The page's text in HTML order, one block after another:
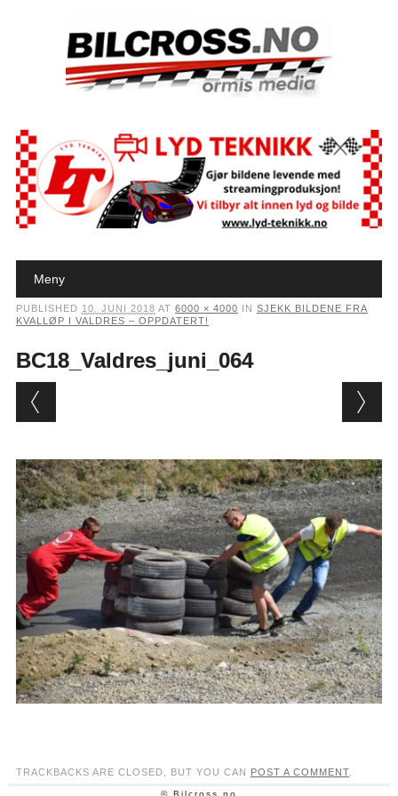
Main menu
Meny
PUBLISHED 10. JUNI 2018 AT 6000 × 4000 IN SJEKK BILDENE FRA
KVALLØP I VALDRES – OPPDATERT!
BC18_Valdres_juni_064
TRACKBACKS ARE CLOSED, BUT YOU CAN POST A COMMENT.
© Bilcross.no